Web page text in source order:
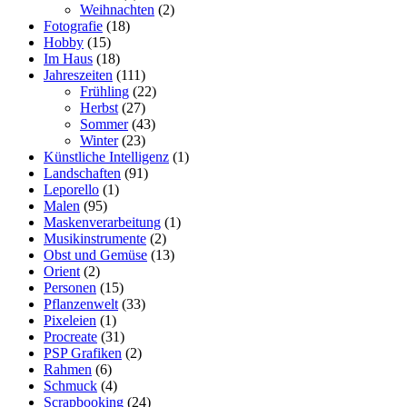
Weihnachten (2)
Fotografie (18)
Hobby (15)
Im Haus (18)
Jahreszeiten (111)
Frühling (22)
Herbst(27)
Sommer(43)
Winter(23)
Künstliche Intelligenz (1)
Landschaften (91)
Leporello (1)
Malen (95)
Maskenverarbeitung (1)
Musikinstrumente (2)
Obst und Gemüse (13)
Orient(2)
Personen (15)
Pflanzenwelt(33)
Pixeleien (1)
Procreate (31)
PSP Grafiken (2)
Rahmen (6)
Schmuck (4)
Scrapbooking (24)